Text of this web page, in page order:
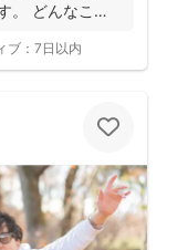
。 どんなこと
ブ： 7日以内